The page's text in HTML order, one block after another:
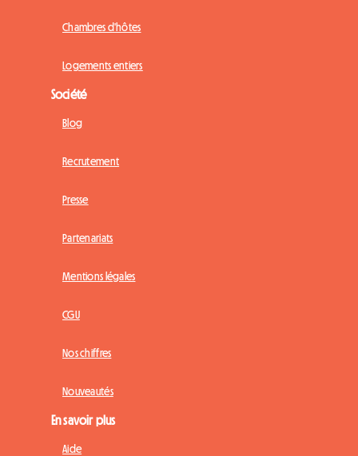
Chambres d'hôtes
Logements entiers
Société
Blog
Recrutement
Presse
Partenariats
Mentions légales
CGU
Nos chiffres
Nouveautés
En savoir plus
Aide